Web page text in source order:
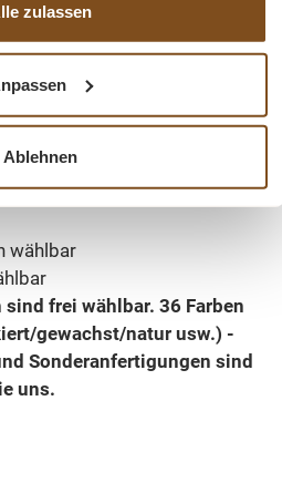
zulassen
Ablehnen
cm, B: 223 cm, T: 50 cm
wählbar
frei wählbar. 36 Farben
gewachst/natur usw.) -
Sonderanfertigungen sind
uns.